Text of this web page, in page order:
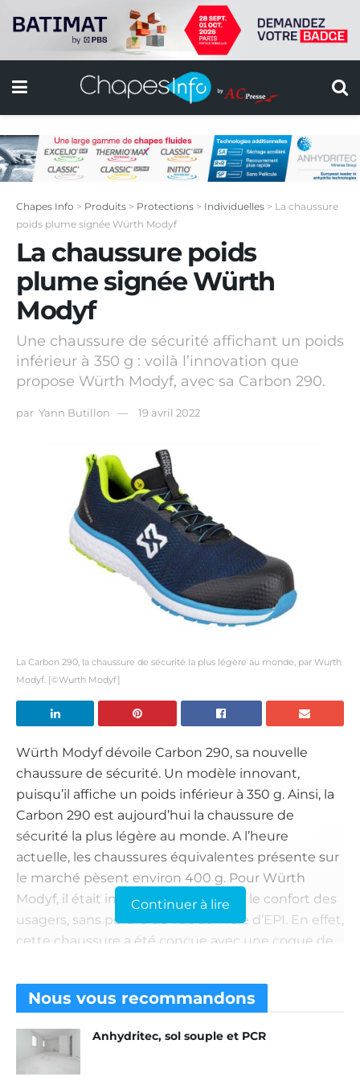
Chapes Info > Produits > Protections > Individuelles > La chaussure
poids plume signée Würth Modyf
La chaussure poids
plume signée Würth
Modyf
Une chaussure de sécurité affichant un poids
inférieur à 350 g : voilà l’innovation que
propose Würth Modyf, avec sa Carbon 290.
par Yann Butillon 19 avril 2022
La Carbon 290, la chaussure de sécurité la plus légère au monde, par Wurth
Modyf. [©Wurth Modyf]
Würth Modyf dévoile Carbon 290, sa nouvelle
chaussure de sécurité. Un modèle innovant,
puisqu’il affiche un poids inférieur à 350 g. Ainsi, la
Carbon 290 est aujourd’hui la chaussure de
sécurité la plus légère au monde. A l’heure
actuelle, les chaussures équivalentes présente sur
le marché pèsent environ 400 g. Pour Würth
Modyf, il était important d’améliorer le confort des
usagers, sans perdre de vue son rôle d’EPI. En effet,
cette chaussure a été conçue avec une coque de
fois anti-perforation et anti-dérapante. Ce modèle
a été réalisé avec un textile respirant qui permet
chaussure. En plus des qualités techniques,
Continuer à lire
Nous vous recommandons
Anhydritec, sol souple et PCR